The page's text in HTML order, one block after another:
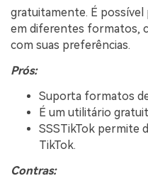
gratuitamente. É
em diferentes formatos,
com suas preferências.
Prós:
Suporta formatos
É um utilitário
SSSTikTok permite
TikTok.
Contras: